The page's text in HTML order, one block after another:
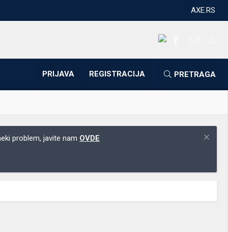
AXE.RS
PRIJAVA REGISTRACIJA PRETRAGA
problem, javite nam OVDE